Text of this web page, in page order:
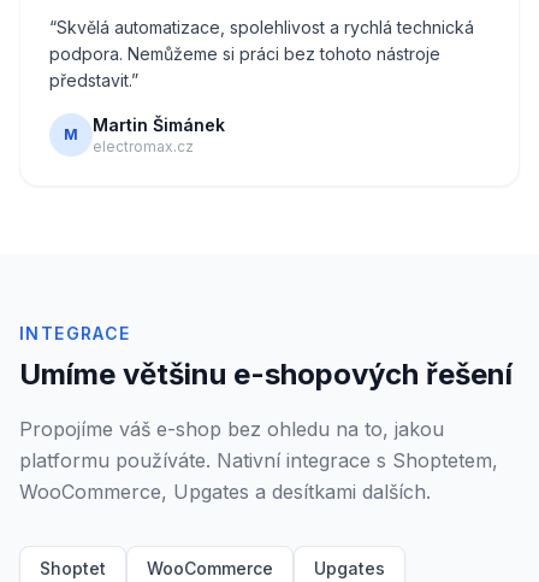
“Skvělá automatizace, spolehlivost a rychlá technická
podpora. Nemůžeme si práci bez tohoto nástroje
představit.”
M Martin Šimánek
electromax.cz
INTEGRACE
Umíme většinu e-shopových řešení
Propojíme váš e-shop bez ohledu na to, jakou
platformu používáte. Nativní integrace s Shoptetem,
WooCommerce, Upgates a desítkami dalších.
Shoptet WooCommerce Upgates